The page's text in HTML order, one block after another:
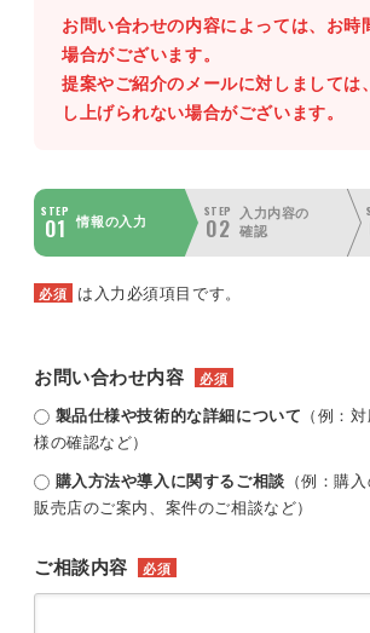
お問い合わせの内容によっては、お時
場合がございます。
提案やご紹介のメールに対しましては
し上げられない場合がございます。
STEP
01 情報の入力
STEP
02
入力内容の
確認
必須 は入力必須項目です。
お問い合わせ内容 必須
製品仕様や技術的な詳細について （例：
様の確認など）
購入方法や導入に関するご相談 （例：購
販売店のご案内、案件のご相談など）
ご相談内容 必須